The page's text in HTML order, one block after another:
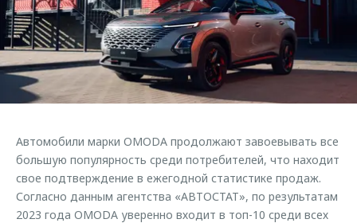
Страхование
Кредитный калькулятор
Аксессуары
Одежда и сувениры
Запчасти
Трейд-ин
Калькулятор трейд-ин
Дополнительная техническая поддержка
Руководства по эксплуатации
Клиентская поддержка
O&J Автоклуб
Приложение O&J
Аксессуары
Одежда и сувениры
Обратная связь
Автомобили марки OMODA продолжают завоевывать все
большую популярность среди потребителей, что находит
свое подтверждение в ежегодной статистике продаж.
Согласно данным агентства «АВТОСТАТ», по результатам
2023 года OMODA уверенно входит в топ-10 среди всех